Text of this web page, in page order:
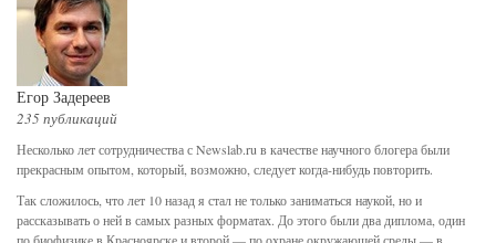
Егор Задереев
235 публикаций
Несколько лет сотрудничества с Newslab.ru в качестве научного блогера были
прекрасным опытом, который, возможно, следует когда-нибудь повторить.
Так сложилось, что лет 10 назад я стал не только заниматься наукой, но и
рассказывать о ней в самых разных форматах. До этого были два диплома, один
по биофизике в Красноярске и второй — по охране окружающей среды — в